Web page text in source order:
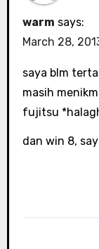
warm says:
March 28,
saya blm
masih
fujitsu
dan win 8,